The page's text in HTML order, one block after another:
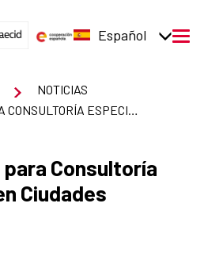
Español
NOTICIAS
CONVOCATORIA PARA CONSULTORÍA ESPECIALIZADA EN CIUDADES SOSTENIBLES
Consultoría
Ciudades